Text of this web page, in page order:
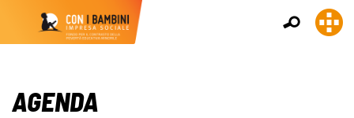
AGENDA